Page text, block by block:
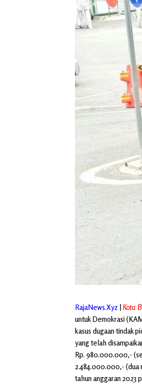
RajaNews.Xyz |Kota
untuk Demokrasi
kasus dugaan tindak
yang telah
Rp. 980.000.000,-
2.484.000.000,- (dua
tahun anggaran 2023